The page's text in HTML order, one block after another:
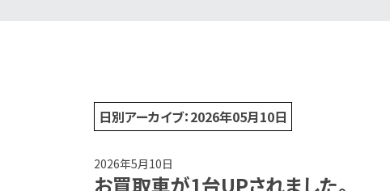
日別アーカイブ：2026年05月10日
2026年5月10日
お買取車が1台UPされました。